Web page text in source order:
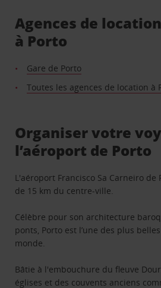
Agences de
à Porto
Gare de Porto
Toutes les agences de location à
Organiser votre
l’aéroport de Porto
L'aéroport Francisco Sa Carneiro de
de 15 km du centre-ville.
Célèbre pour son architecture
ponts, Porto est l’une des plus
monde.
Bâtie à l'embouchure du fleuve
églises et des couvents anciens